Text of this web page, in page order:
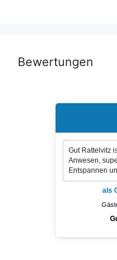
Bewertungen
Gut Rattelvitz
Anwesen,
Entspannen
als